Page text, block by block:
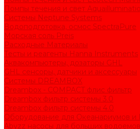
Помпы течения и свет
Системы Neptune Systems
Водоподготовка, осмос SpectraPure
Морская соль Preis
Расходные Материалы
Тесты и реагенты Hanna Instruments
Аквакомпьютеры, дозаторы GHL
GHL сенсоры, датчики и аксессуары
Системы DREAMBOX
Dreambox - COMPACT флис фильтр
Dreambox фильтр системы 3.0
Dreambox фильтр системы 4.0
Оборудование для Океанариумов и
Abyzz насосы для больших водоемов